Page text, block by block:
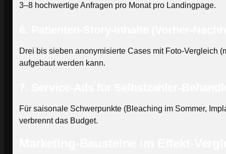
3–8 hochwertige Anfragen pro Monat pro Landingpage.
Drei bis sieben anonymisierte Cases mit Foto-Vergleich
aufgebaut werden kann.
Für saisonale Schwerpunkte (Bleaching im Sommer,
verbrennt das Budget.